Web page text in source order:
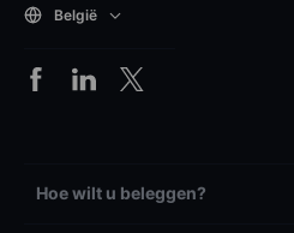
België
Hoe wilt u beleggen?